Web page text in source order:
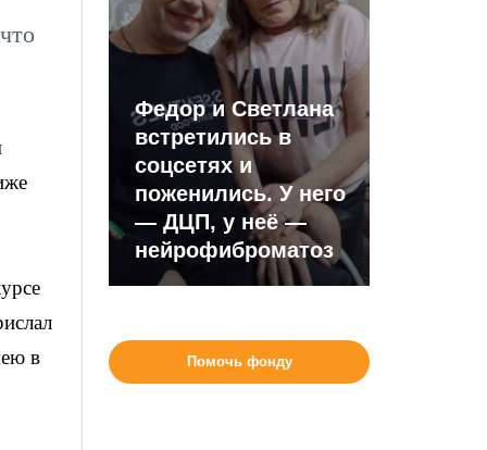
в
Федор и Светлана
встретились в
соцсетях и
поженились. У него
— ДЦП, у неё —
нейрофиброматоз
Помочь фонду